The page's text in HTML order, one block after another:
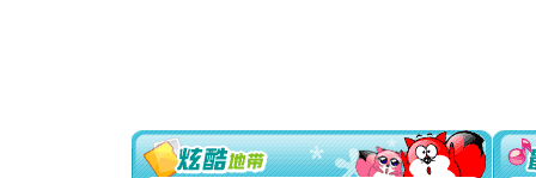
你太多，
要平安！
[圣诞节]